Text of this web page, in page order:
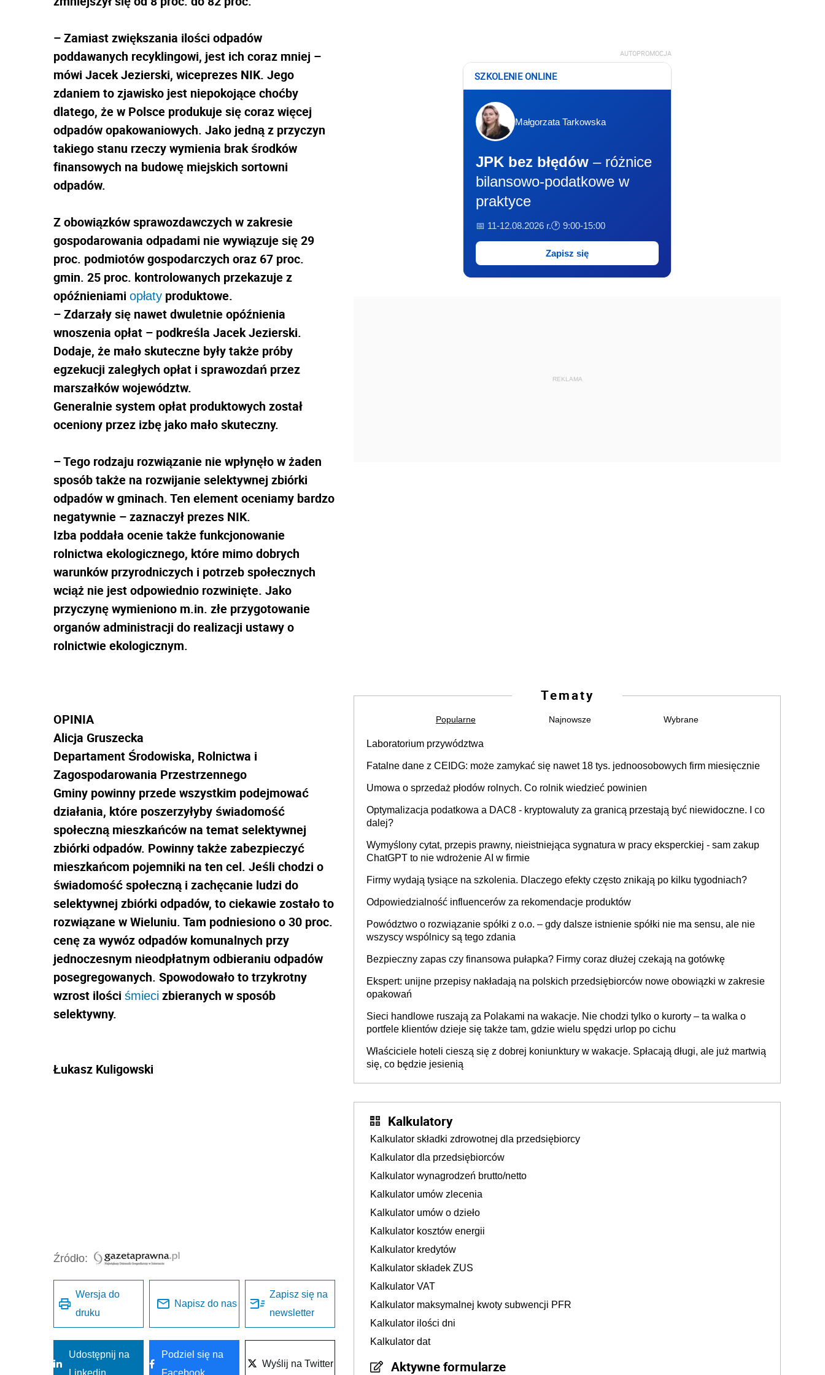
– Zamiast zwiększania ilości odpadów
poddawanych recyklingowi, jest ich coraz mniej –
mówi Jacek Jezierski, wiceprezes NIK. Jego
zdaniem to zjawisko jest niepokojące choćby
dlatego, że w Polsce produkuje się coraz więcej
odpadów opakowaniowych. Jako jedną z przyczyn
takiego stanu rzeczy wymienia brak środków
finansowych na budowę miejskich sortowni
odpadów.
Z obowiązków sprawozdawczych w zakresie
gospodarowania odpadami nie wywiązuje się 29
proc. podmiotów gospodarczych oraz 67 proc.
gmin. 25 proc. kontrolowanych przekazuje z
opóźnieniami opłaty produktowe.
– Zdarzały się nawet dwuletnie opóźnienia
wnoszenia opłat – podkreśla Jacek Jezierski.
Dodaje, że mało skuteczne były także próby
egzekucji zaległych opłat i sprawozdań przez
marszałków województw.
Generalnie system opłat produktowych został
oceniony przez izbę jako mało skuteczny.
– Tego rodzaju rozwiązanie nie wpłynęło w żaden
sposób także na rozwijanie selektywnej zbiórki
odpadów w gminach. Ten element oceniamy bardzo
negatywnie – zaznaczył prezes NIK.
Izba poddała ocenie także funkcjonowanie
rolnictwa ekologicznego, które mimo dobrych
warunków przyrodniczych i potrzeb społecznych
wciąż nie jest odpowiednio rozwinięte. Jako
przyczynę wymieniono m.in. złe przygotowanie
organów administracji do realizacji ustawy o
rolnictwie ekologicznym.
OPINIA
Alicja Gruszecka
Departament Środowiska, Rolnictwa i
Zagospodarowania Przestrzennego
Gminy powinny przede wszystkim podejmować
działania, które poszerzyłyby świadomość
społeczną mieszkańców na temat selektywnej
zbiórki odpadów. Powinny także zabezpieczyć
mieszkańcom pojemniki na ten cel. Jeśli chodzi o
świadomość społeczną i zachęcanie ludzi do
selektywnej zbiórki odpadów, to ciekawie zostało to
rozwiązane w Wieluniu. Tam podniesiono o 30 proc.
cenę za wywóz odpadów komunalnych przy
jednoczesnym nieodpłatnym odbieraniu odpadów
posegregowanych. Spowodowało to trzykrotny
wzrost ilości śmieci zbieranych w sposób
selektywny.
Łukasz Kuligowski
Źródło:
Wersja do
druku
Napisz do nas
Zapisz się na
newsletter
Udostępnij na
Podziel się na
Wyślij na Twitter
AUTOPROMOCJA
SZKOLENIE ONLINE
Małgorzata Tarkowska
JPK bez błędów – różnice
bilansowo-podatkowe w
praktyce
📅 11-12.08.2026 r.🕐 9:00-15:00
Zapisz się
REKLAMA
Tematy
Popularne Najnowsze Wybrane
Laboratorium przywództwa
Fatalne dane z CEIDG: może zamykać się nawet 18 tys. jednoosobowych firm miesięcznie
Umowa o sprzedaż płodów rolnych. Co rolnik wiedzieć powinien
Optymalizacja podatkowa a DAC8 - kryptowaluty za granicą przestają być niewidoczne. I co
dalej?
Wymyślony cytat, przepis prawny, nieistniejąca sygnatura w pracy eksperckiej - sam zakup
ChatGPT to nie wdrożenie AI w firmie
Firmy wydają tysiące na szkolenia. Dlaczego efekty często znikają po kilku tygodniach?
Odpowiedzialność influencerów za rekomendacje produktów
Powództwo o rozwiązanie spółki z o.o. – gdy dalsze istnienie spółki nie ma sensu, ale nie
wszyscy wspólnicy są tego zdania
Bezpieczny zapas czy finansowa pułapka? Firmy coraz dłużej czekają na gotówkę
Ekspert: unijne przepisy nakładają na polskich przedsiębiorców nowe obowiązki w zakresie
opakowań
Sieci handlowe ruszają za Polakami na wakacje. Nie chodzi tylko o kurorty – ta walka o
portfele klientów dzieje się także tam, gdzie wielu spędzi urlop po cichu
Właściciele hoteli cieszą się z dobrej koniunktury w wakacje. Spłacają długi, ale już martwią
się, co będzie jesienią
Kalkulatory
Kalkulator składki zdrowotnej dla przedsiębiorcy
Kalkulator dla przedsiębiorców
Kalkulator wynagrodzeń brutto/netto
Kalkulator umów zlecenia
Kalkulator umów o dzieło
Kalkulator kosztów energii
Kalkulator kredytów
Kalkulator składek ZUS
Kalkulator VAT
Kalkulator maksymalnej kwoty subwencji PFR
Kalkulator ilości dni
Kalkulator dat
Aktywne formularze